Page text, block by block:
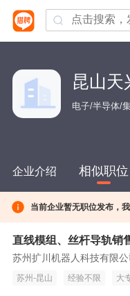
昆山天
电子/半导体/
企业介绍 相似职位
当前企业暂无职位发布，
直线模组、丝杆导轨销
苏州扩川机器人科技有限公
苏州-昆山 经验不限 大